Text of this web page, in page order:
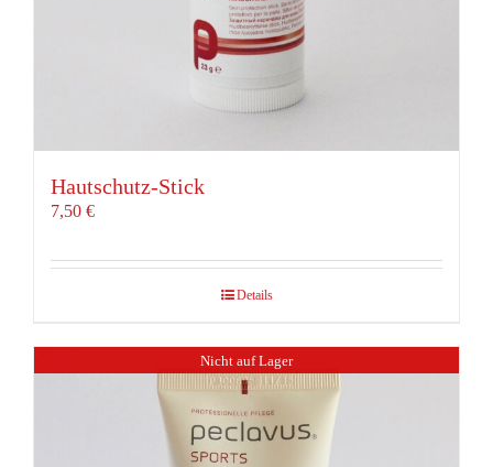
Hautschutz-Stick
7,50 €
Details
Nicht auf Lager